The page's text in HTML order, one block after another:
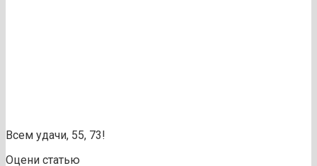
Всем удачи, 55, 73!
Оцени статью